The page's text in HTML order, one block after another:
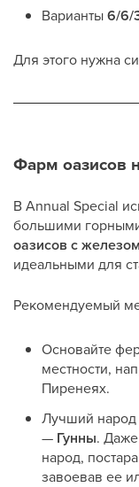
Варианты6/6/
Для этого нужна
Фарм оазисов
В Annual Special
большими
оазисов с
идеальными для
Рекомендуемый
Основайте
местности,
Пиренеях.
Лучший
— Гунны.
народ,
завоевав ее